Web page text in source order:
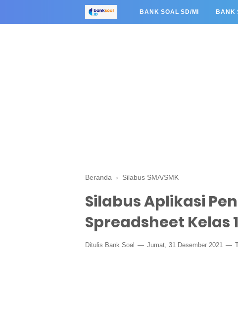
BANK SOAL SD/MI BANK
Beranda › Silabus SMA/SMK
Silabus Aplikasi
Spreadsheet Kelas
Ditulis Bank Soal Jumat, 31 Desember 2021